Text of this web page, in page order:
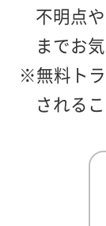
不明点
までお
※無料ト
される